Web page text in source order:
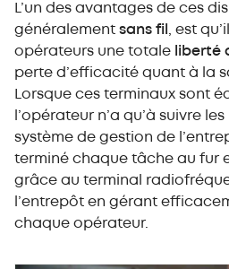
L’un des avantages de ces
généralement sans fil
, est
opérateurs une totale liberté
perte d’efficacité quant à la
Lorsque ces terminaux sont
l’opérateur n’a qu’à suivre
système de gestion de
terminé chaque tâche au fur
grâce au terminal
l’entrepôt en gérant
chaque opérateur.